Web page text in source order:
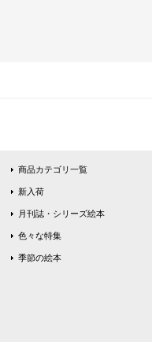
商品カテゴリ一覧
新入荷
月刊誌・シリーズ絵本
色々な特集
季節の絵本